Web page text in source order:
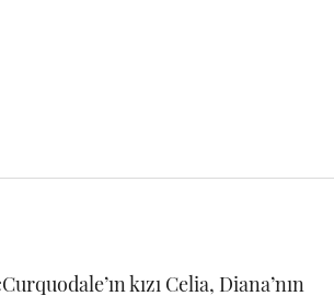
kızı Celia, Diana’nın